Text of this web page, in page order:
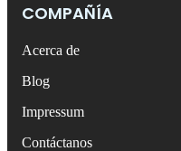
COMPAÑÍA
Acerca de
Blog
Impressum
Contáctanos